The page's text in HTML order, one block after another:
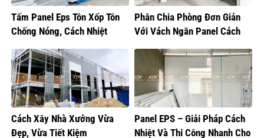
Tấm Panel Eps Tôn Xốp Tôn
Chống Nóng, Cách Nhiệt
Phân Chia Phòng Đơn Giản
Với Vách Ngăn Panel Cách
Cách Xây Nhà Xưởng Vừa
Đẹp, Vừa Tiết Kiệm
Panel EPS – Giải Pháp Cách
Nhiệt Và Thi Công Nhanh Cho